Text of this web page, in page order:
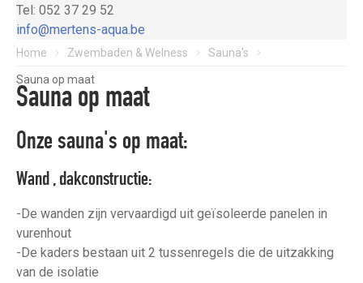
Tel: 052 37 29 52
info@mertens-aqua.be
Home Zwembaden & Welness Sauna's
Sauna op maat
Sauna op maat
Onze sauna's op maat:
Wand , dakconstructie:
-De wanden zijn vervaardigd uit geïsoleerde panelen in
vurenhout
-De kaders bestaan uit 2 tussenregels die de uitzakking
van de isolatie